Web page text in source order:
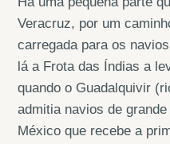
Veracruz, por um
carregada para os
lá a Frota das Índias a
quando o Guadalquivir
admitia navios de
México que recebe a